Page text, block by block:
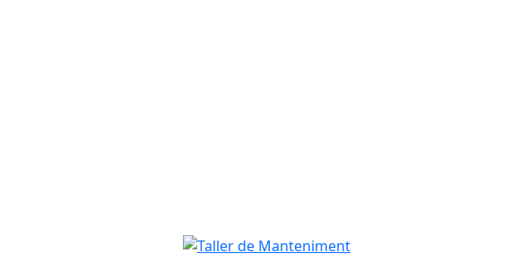
Taller de Manteniment